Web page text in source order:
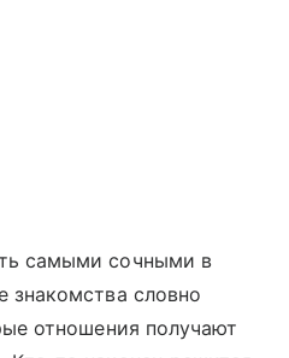
самыми сочными в
знакомства словно
отношения получают